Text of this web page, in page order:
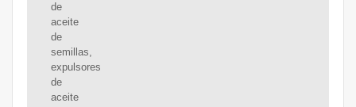
de
aceite
de
semillas,
expulsores
de
aceite